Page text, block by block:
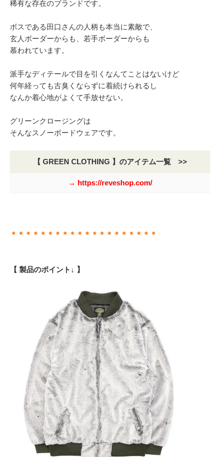
稀有な存在のブランドです。
ボスである田口さんの人柄も本当に素敵で、
玄人ボーダーからも、若手ボーダーからも
慕われています。
派手なディテールで目を引くなんてことはないけど
何年経っても古臭くならずに着続けられるし
なんか着心地がよくて手放せない。
グリーンクロージングは
そんなスノーボードウェアです。
【 GREEN CLOTHING 】のアイテム一覧 >>
→ https://reveshop.com/
＊＊＊＊＊＊＊＊＊＊＊＊＊＊＊＊＊＊＊＊
【 製品のポイント↓ 】